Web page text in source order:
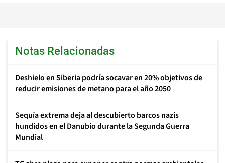
Notas Relacionadas
Deshielo en Siberia podría socavar en 20% objetivos de
reducir emisiones de metano para el año 2050
Sequía extrema deja al descubierto barcos nazis
hundidos en el Danubio durante la Segunda Guerra
Mundial